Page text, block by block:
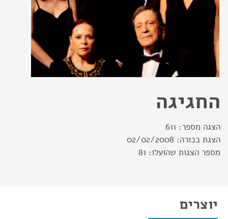
החגיגה
הצגה מספר: 611
הצגת בכורה: 02/02/2008
מספר הצגות שהועלו: 81
יוצרים